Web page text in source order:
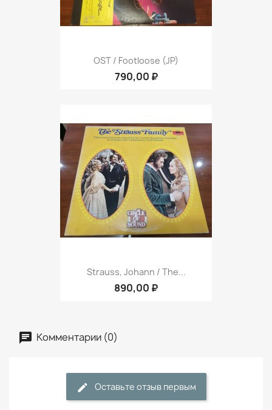
OST / Footloose (JP)
790,00 ₽
Strauss, Johann / The...
890,00 ₽
Комментарии (0)
Оставьте отзыв первым